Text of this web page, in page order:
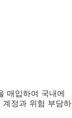
매입하여 국내에
정과 위험 부담하